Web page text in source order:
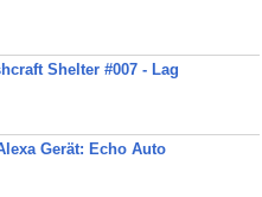
Shelter #007 - Lag
Gerät: Echo Auto